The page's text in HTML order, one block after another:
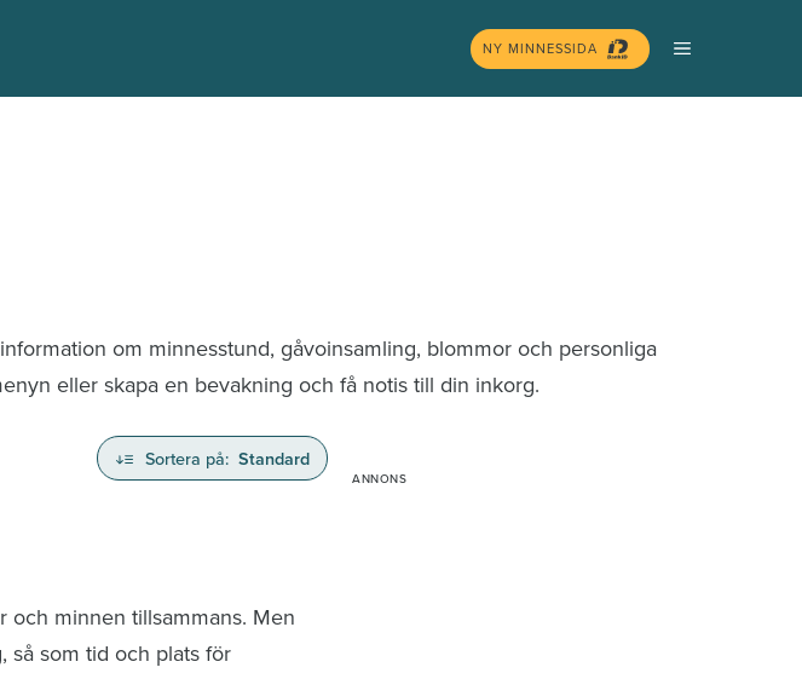
NY MINNESSIDA MENY
om minnesstund, gåvoinsamling, blommor och personliga
eller skapa en bevakning och få notis till din inkorg.
Sortera på: Standard
och minnen tillsammans. Men
så som tid och plats för